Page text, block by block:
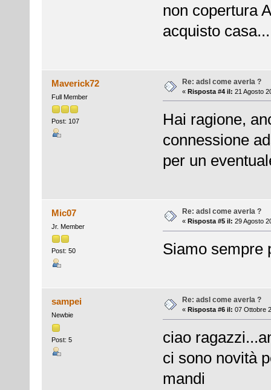
non copertura
acquisto
Maverick72
Full Member
Post: 107
Re: adsl come averla ?
« Risposta #4 il: 21 Agosto
Hai ragione,
connessione
per un
Mic07
Jr. Member
Post: 50
Re: adsl come averla ?
« Risposta #5 il: 29 Agosto
Siamo sempre
sampei
Newbie
Post: 5
Re: adsl come averla ?
« Risposta #6 il: 07 Ottobre
ciao
ci sono novità
mandi